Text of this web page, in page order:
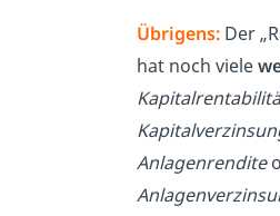
Übrigens:Der
hat noch viele
Anlagenrendite